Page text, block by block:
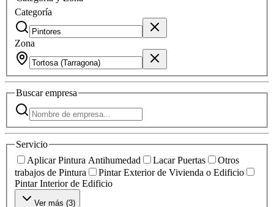
Categoría
Zona
Buscarempresa
Servicio
Aplicar Pintura Antihumedad
Lacar Puertas
Otros
trabajos de Pintura
Pintar Exterior de Vivienda o Edificio
Pintar Interior de Edificio
Ver más (3)